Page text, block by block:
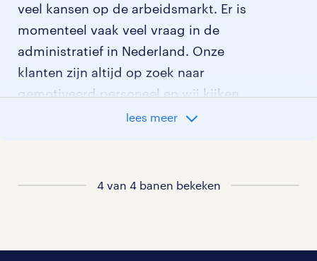
veel kansen op de arbeidsmarkt. Er is
momenteel vaak veel vraag in de
administratief in Nederland. Onze
klanten zijn altijd op zoek naar
gemotiveerd personeel en wij kijken
graag samen met je naar de organisatie
lees meer
4 van 4 banen bekeken